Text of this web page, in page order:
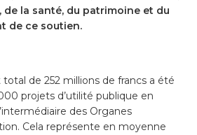
de la santé, du patrimoine et du
de ce soutien.
de 252 millions de francs a été
projets d’utilité publique en
des Organes
Cela représente en moyenne